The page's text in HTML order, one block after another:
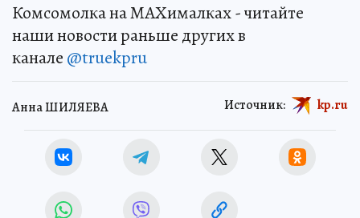
Комсомолка на MAXималках - читайте
наши новости раньше других в
канале @truekpru
Анна ШИЛЯЕВА Источник: kp.ru